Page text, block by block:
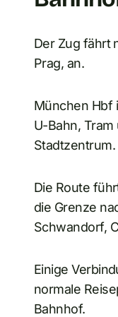
Der Zug fährt
Prag, an.
München Hbf
U-Bahn,
Die Route
die Grenze
Schwandorf,
Einige
normale
Bahnhof.